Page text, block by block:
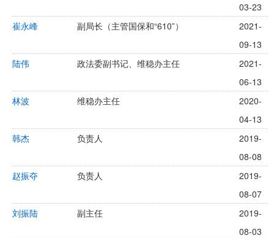
03-23
崔永峰
副局长（主管国保和“610”）
2021-
09-13
陆伟
政法委副书记、维稳办主任
2021-
06-13
林波
维稳办主任
2020-
04-13
韩杰
负责人
2019-
08-08
赵振夺
负责人
2019-
08-07
刘振陆
副主任
2019-
08-03